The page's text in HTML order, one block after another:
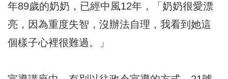
年89歲的奶奶，已經中風12年，「奶奶很愛漂
亮，因為重度失智，沒辦法自理，我看到她這
個樣子心裡很難過。」